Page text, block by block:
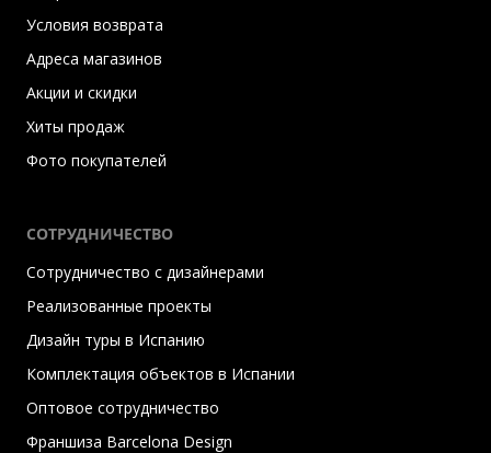
Условия возврата
Адреса магазинов
Акции и скидки
Хиты продаж
Фото покупателей
СОТРУДНИЧЕСТВО
Сотрудничество с дизайнерами
Реализованные проекты
Дизайн туры в Испанию
Комплектация объектов в Испании
Оптовое сотрудничество
Франшиза Barcelona Design